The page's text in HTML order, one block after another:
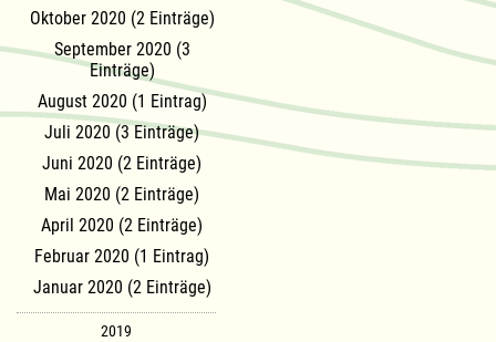
Oktober 2020 (2 Einträge)
September 2020 (3
Einträge)
August 2020 (1 Eintrag)
Juli 2020 (3 Einträge)
Juni 2020 (2 Einträge)
Mai 2020 (2 Einträge)
April 2020 (2 Einträge)
Februar 2020 (1 Eintrag)
Januar 2020 (2 Einträge)
2019